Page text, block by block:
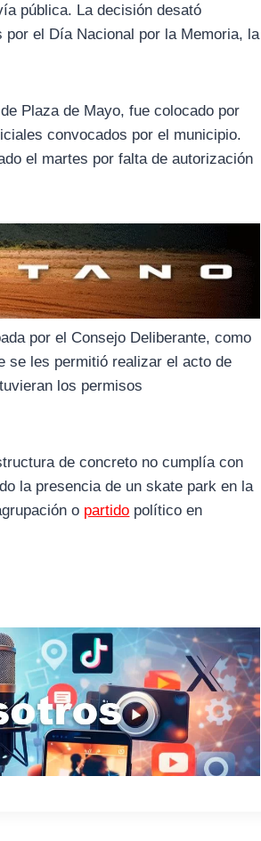
pública. La decisión desató
el Día Nacional por la Memoria, la
Plaza de Mayo, fue colocado por
convocados por el municipio.
el martes por falta de autorización
por el Consejo Deliberante, como
se les permitió realizar el acto de
los permisos
de concreto no cumplía con
la presencia de un skate park en la
o partido político en